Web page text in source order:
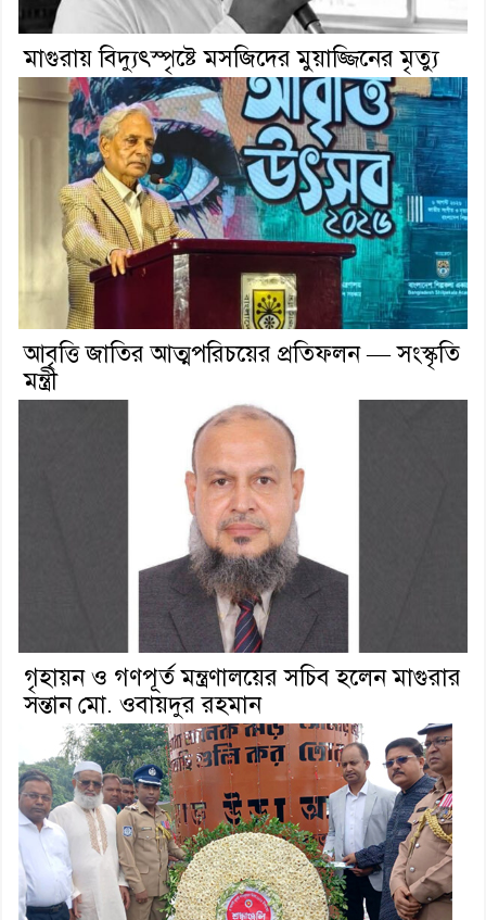
মাগুরায় বিদ্যুৎস্পৃষ্টে মসজিদের মুয়াজ্জিনের মৃত্যু
আবৃত্তি জাতির আত্মপরিচয়ের প্রতিফলন — সংস্কৃতি
মন্ত্রী
গৃহায়ন ও গণপূর্ত মন্ত্রণালয়ের সচিব হলেন মাগুরার
সন্তান মো. ওবায়দুর রহমান